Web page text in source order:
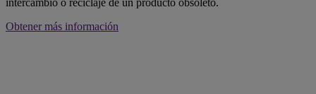
Obtener más información